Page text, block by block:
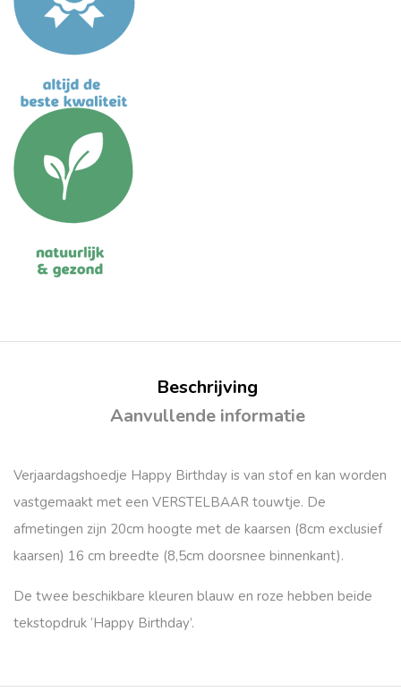
Beschrijving
Aanvullende informatie
Verjaardagshoedje Happy Birthday is van stof en kan worden
vastgemaakt met een VERSTELBAAR touwtje. De
afmetingen zijn 20cm hoogte met de kaarsen (8cm exclusief
kaarsen) 16 cm breedte (8,5cm doorsnee binnenkant).
De twee beschikbare kleuren blauw en roze hebben beide
tekstopdruk ‘Happy Birthday’.